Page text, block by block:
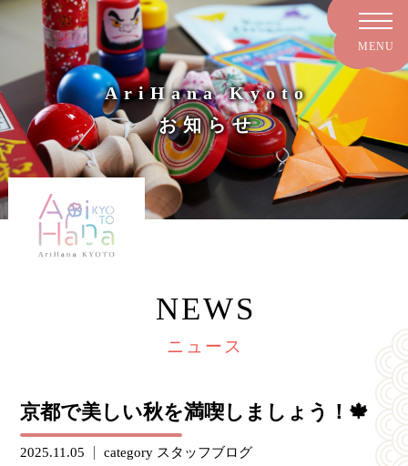
AriHana Kyoto
お知らせ
NEWS
ニュース
京都で美しい秋を満喫しましょう！🍁
2025.11.05 category スタッフブログ